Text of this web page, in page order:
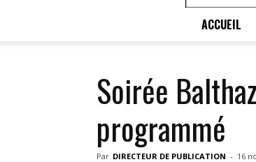
ACCUEIL
Soirée
programmé
Par DIRECTEUR DE PUBLICATION - 16